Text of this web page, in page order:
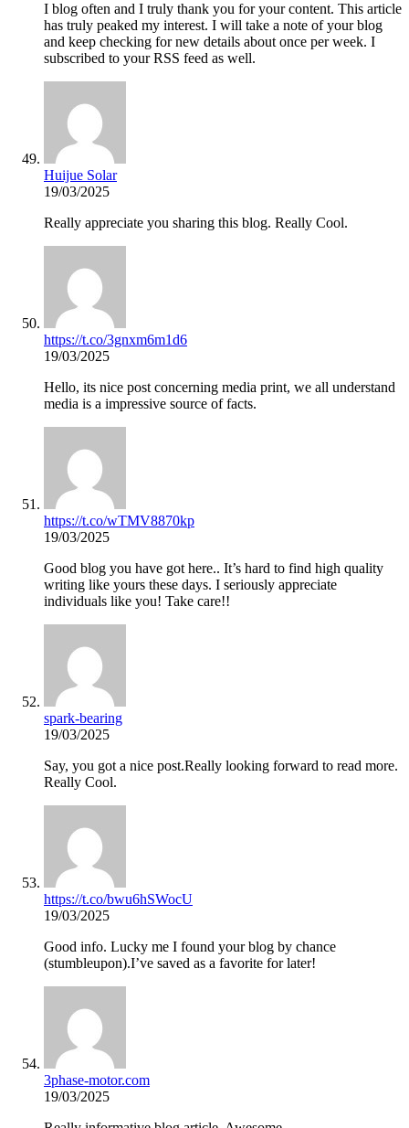
I blog often and I truly thank you for your content. This article
has truly peaked my interest. I will take a note of your blog
and keep checking for new details about once per week. I
subscribed to your RSS feed as well.
Huijue Solar
19/03/2025
Really appreciate you sharing this blog. Really Cool.
https://t.co/3gnxm6m1d6
19/03/2025
Hello, its nice post concerning media print, we all understand
media is a impressive source of facts.
https://t.co/wTMV8870kp
19/03/2025
Good blog you have got here.. It’s hard to find high quality
writing like yours these days. I seriously appreciate
individuals like you! Take care!!
spark-bearing
19/03/2025
Say, you got a nice post.Really looking forward to read more.
Really Cool.
https://t.co/bwu6hSWocU
19/03/2025
Good info. Lucky me I found your blog by chance
(stumbleupon).I’ve saved as a favorite for later!
3phase-motor.com
19/03/2025